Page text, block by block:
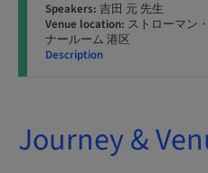
Speakers: 吉田 元 先生
Venue location: ストローマン
ナールーム 港区
Description
Journey &